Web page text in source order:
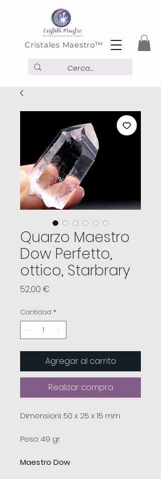
Cristales Maestro™
Quarzo Maestro
Dow Perfetto,
ottico, Starbrary
52,00 €
Cantidad *
Agregar al carrito
Realizar compra
Dimensioni: 50 x 25 x 15 mm
Peso: 49 gr.
Maestro Dow